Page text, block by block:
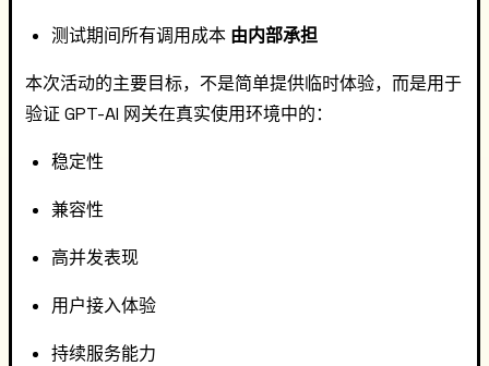
测试期间所有调用成本 由内部承担
本次活动的主要目标，不是简单提供临时体验，而是用于
验证 GPT-AI 网关在真实使用环境中的：
稳定性
兼容性
高并发表现
用户接入体验
持续服务能力